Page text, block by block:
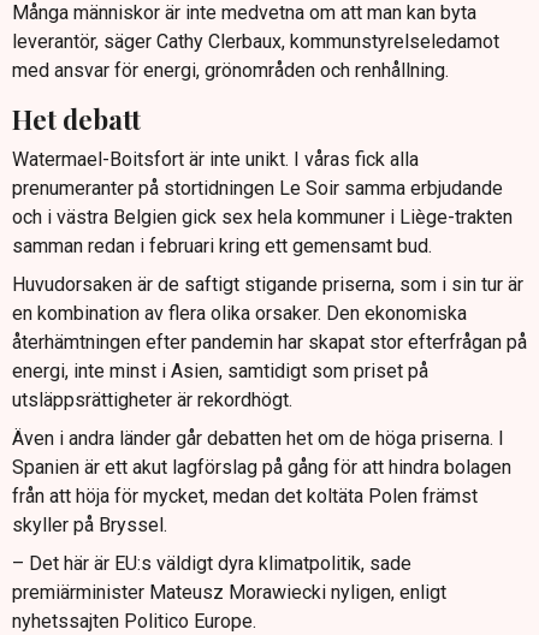
Många människor är inte medvetna om att man kan byta
leverantör, säger Cathy Clerbaux, kommunstyrelseledamot
med ansvar för energi, grönområden och renhållning.
Het debatt
Watermael-Boitsfort är inte unikt. I våras fick alla
prenumeranter på stortidningen Le Soir samma erbjudande
och i västra Belgien gick sex hela kommuner i Liège-trakten
samman redan i februari kring ett gemensamt bud.
Huvudorsaken är de saftigt stigande priserna, som i sin tur är
en kombination av flera olika orsaker. Den ekonomiska
återhämtningen efter pandemin har skapat stor efterfrågan på
energi, inte minst i Asien, samtidigt som priset på
utsläppsrättigheter är rekordhögt.
Även i andra länder går debatten het om de höga priserna. I
Spanien är ett akut lagförslag på gång för att hindra bolagen
från att höja för mycket, medan det koltäta Polen främst
skyller på Bryssel.
– Det här är EU:s väldigt dyra klimatpolitik, sade
premiärminister Mateusz Morawiecki nyligen, enligt
nyhetssajten Politico Europe.